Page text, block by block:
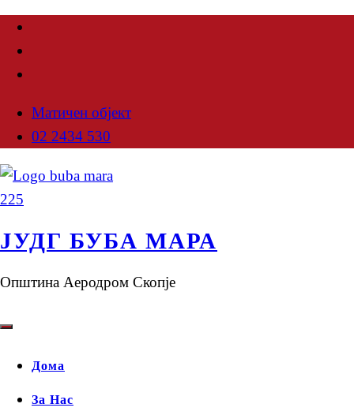
Матичен објект
02 2434 530
ЈУДГ БУБА МАРА
Општина Аеродром Скопје
Дома
За Нас